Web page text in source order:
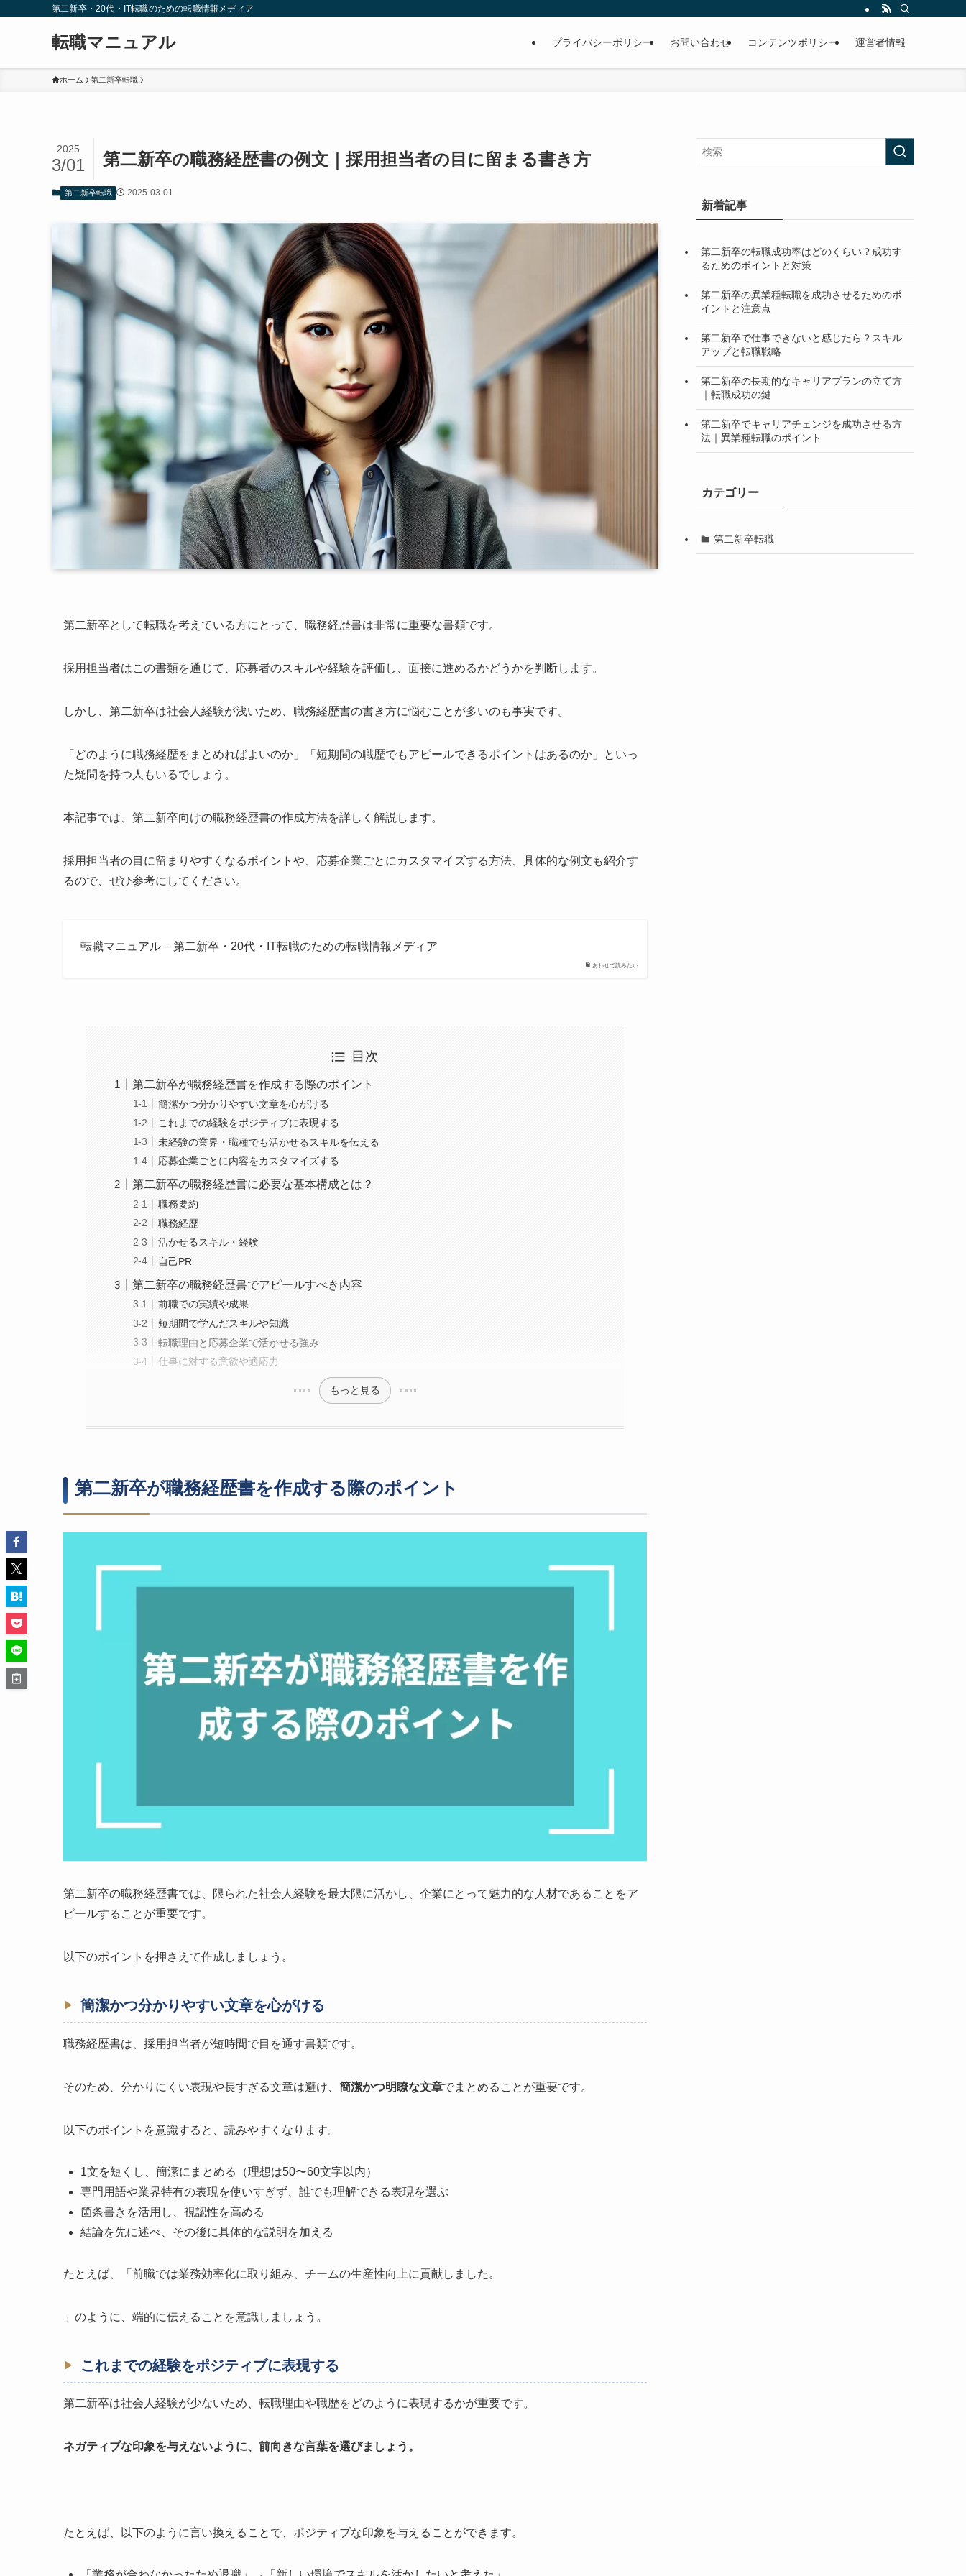
第二新卒・20代・IT転職のための転職情報メディア
転職マニュアル プライバシーポリシー お問い合わせ コンテンツポリシー 運営者情報
ホーム 第二新卒転職
第二新卒の職務経歴書の例文｜採用担当者の目に留まる書き方
2025
3/01
第二新卒転職 2025-03-01
第二新卒として転職を考えている方にとって、職務経歴書は非常に重要な書類です。
採用担当者はこの書類を通じて、応募者のスキルや経験を評価し、面接に進めるかどうかを判断します。
しかし、第二新卒は社会人経験が浅いため、職務経歴書の書き方に悩むことが多いのも事実です。
「どのように職務経歴をまとめればよいのか」「短期間の職歴でもアピールできるポイントはあるのか」といっ
た疑問を持つ人もいるでしょう。
本記事では、第二新卒向けの職務経歴書の作成方法を詳しく解説します。
採用担当者の目に留まりやすくなるポイントや、応募企業ごとにカスタマイズする方法、具体的な例文も紹介す
るので、ぜひ参考にしてください。
あわせて読みたい
転職マニュアル – 第二新卒・20代・IT転職のための転職情報メディア
目次
第二新卒が職務経歴書を作成する際のポイント
簡潔かつ分かりやすい文章を心がける
これまでの経験をポジティブに表現する
未経験の業界・職種でも活かせるスキルを伝える
応募企業ごとに内容をカスタマイズする
第二新卒の職務経歴書に必要な基本構成とは？
職務要約
職務経歴
活かせるスキル・経験
自己PR
第二新卒の職務経歴書でアピールすべき内容
前職での実績や成果
短期間で学んだスキルや知識
転職理由と応募企業で活かせる強み
仕事に対する意欲や適応力
もっと見る
第二新卒が職務経歴書を作成する際のポイント
第二新卒の職務経歴書では、限られた社会人経験を最大限に活かし、企業にとって魅力的な人材であることをア
ピールすることが重要です。
以下のポイントを押さえて作成しましょう。
簡潔かつ分かりやすい文章を心がける
職務経歴書は、採用担当者が短時間で目を通す書類です。
そのため、分かりにくい表現や長すぎる文章は避け、 簡潔かつ明瞭な文章でまとめることが重要です。
以下のポイントを意識すると、読みやすくなります。
1文を短くし、簡潔にまとめる（理想は50〜60文字以内）
専門用語や業界特有の表現を使いすぎず、誰でも理解できる表現を選ぶ
箇条書きを活用し、視認性を高める
結論を先に述べ、その後に具体的な説明を加える
たとえば、「前職では業務効率化に取り組み、チームの生産性向上に貢献しました。
」のように、端的に伝えることを意識しましょう。
これまでの経験をポジティブに表現する
第二新卒は社会人経験が少ないため、転職理由や職歴をどのように表現するかが重要です。
ネガティブな印象を与えないように、前向きな言葉を選びましょう。
たとえば、以下のように言い換えることで、ポジティブな印象を与えることができます。
新着記事
第二新卒の転職成功率はどのくらい？成功す
るためのポイントと対策
第二新卒の異業種転職を成功させるためのポ
イントと注意点
第二新卒で仕事できないと感じたら？スキル
アップと転職戦略
第二新卒の長期的なキャリアプランの立て方
｜転職成功の鍵
第二新卒でキャリアチェンジを成功させる方
法｜異業種転職のポイント
カテゴリー
第二新卒転職